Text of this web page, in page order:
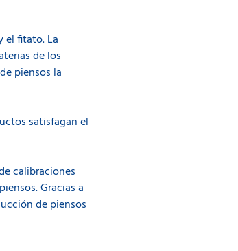
el fitato. La
de los
piensos la
satisfagan el
calibraciones
Gracias a
de piensos